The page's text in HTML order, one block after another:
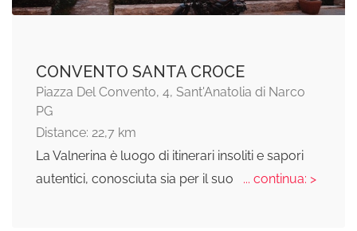
CONVENTO SANTA CROCE
Piazza Del Convento, 4, Sant'Anatolia di Narco
PG
Distance: 22,7 km
La Valnerina è luogo di itinerari insoliti e sapori
autentici, conosciuta sia per il suo
... continua: >